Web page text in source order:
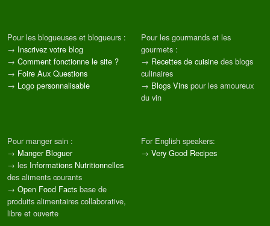
Pour les blogueuses et blogueurs :
→ Inscrivez votre blog
→ Comment fonctionne le site ?
→ Foire Aux Questions
→ Logo personnalisable
Pour les gourmands et les
gourmets :
→ Recettes de cuisine des blogs
culinaires
→ Blogs Vins pour les amoureux
du vin
Pour manger sain :
→ Manger Bloguer
→ les Informations Nutritionnelles
des aliments courants
→ Open Food Facts base de
produits alimentaires collaborative,
libre et ouverte
For English speakers:
→ Very Good Recipes